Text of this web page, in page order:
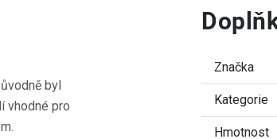
byl
vhodné pro
Značka
Kategorie
Hmotnost